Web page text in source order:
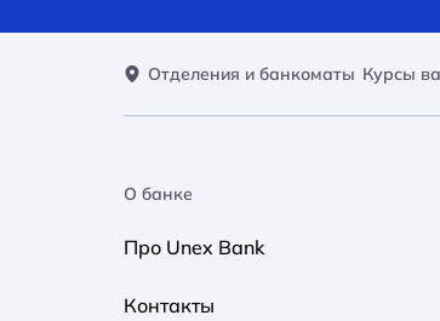
Отделения и банкоматы Курсы
О банке
Про Unex Bank
Контакты